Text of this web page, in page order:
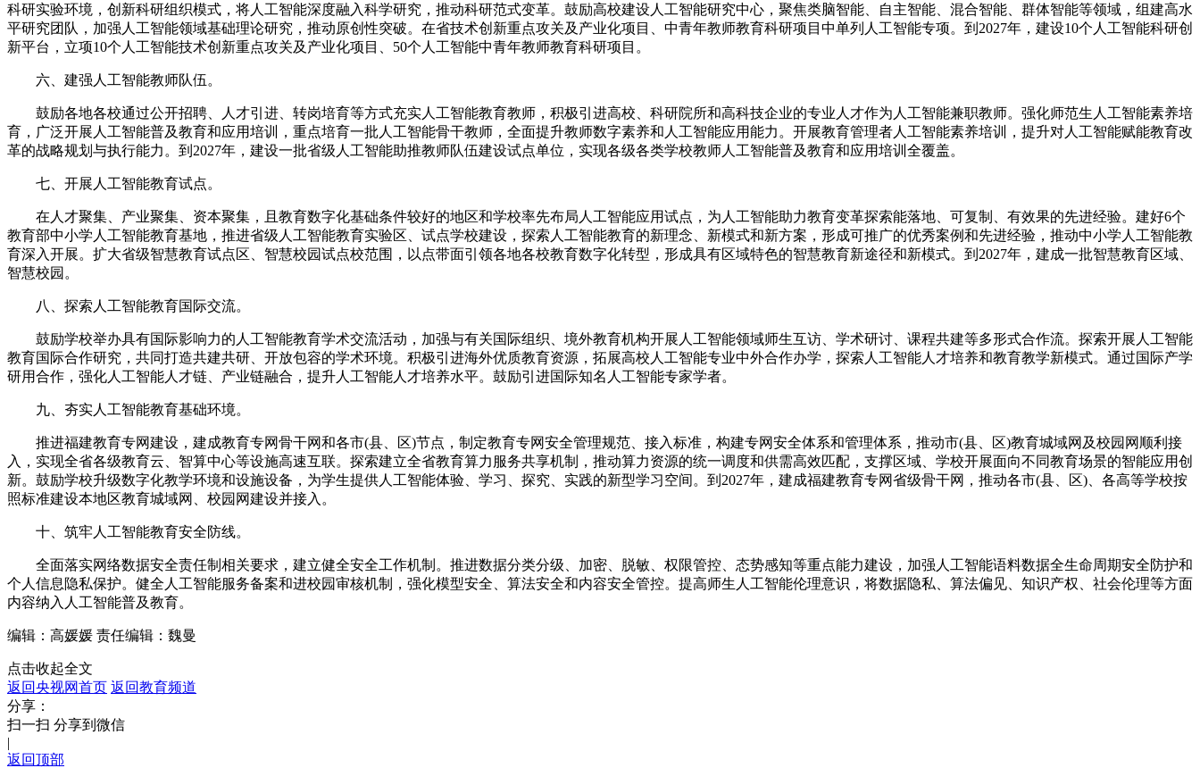
科研实验环境，创新科研组织模式，将人工智能深度融入科学研究，推动科研范式变革。鼓励高校建设人工智能研究中心，聚焦类脑智能、自主智能、混合智能、群体智能等领域，组建高水
平研究团队，加强人工智能领域基础理论研究，推动原创性突破。在省技术创新重点攻关及产业化项目、中青年教师教育科研项目中单列人工智能专项。到2027年，建设10个人工智能科研创
新平台，立项10个人工智能技术创新重点攻关及产业化项目、50个人工智能中青年教师教育科研项目。
六、建强人工智能教师队伍。
鼓励各地各校通过公开招聘、人才引进、转岗培育等方式充实人工智能教育教师，积极引进高校、科研院所和高科技企业的专业人才作为人工智能兼职教师。强化师范生人工智能素养培
育，广泛开展人工智能普及教育和应用培训，重点培育一批人工智能骨干教师，全面提升教师数字素养和人工智能应用能力。开展教育管理者人工智能素养培训，提升对人工智能赋能教育改
革的战略规划与执行能力。到2027年，建设一批省级人工智能助推教师队伍建设试点单位，实现各级各类学校教师人工智能普及教育和应用培训全覆盖。
七、开展人工智能教育试点。
在人才聚集、产业聚集、资本聚集，且教育数字化基础条件较好的地区和学校率先布局人工智能应用试点，为人工智能助力教育变革探索能落地、可复制、有效果的先进经验。建好6个
教育部中小学人工智能教育基地，推进省级人工智能教育实验区、试点学校建设，探索人工智能教育的新理念、新模式和新方案，形成可推广的优秀案例和先进经验，推动中小学人工智能教
育深入开展。扩大省级智慧教育试点区、智慧校园试点校范围，以点带面引领各地各校教育数字化转型，形成具有区域特色的智慧教育新途径和新模式。到2027年，建成一批智慧教育区域、
智慧校园。
八、探索人工智能教育国际交流。
鼓励学校举办具有国际影响力的人工智能教育学术交流活动，加强与有关国际组织、境外教育机构开展人工智能领域师生互访、学术研讨、课程共建等多形式合作流。探索开展人工智能
教育国际合作研究，共同打造共建共研、开放包容的学术环境。积极引进海外优质教育资源，拓展高校人工智能专业中外合作办学，探索人工智能人才培养和教育教学新模式。通过国际产学
研用合作，强化人工智能人才链、产业链融合，提升人工智能人才培养水平。鼓励引进国际知名人工智能专家学者。
九、夯实人工智能教育基础环境。
推进福建教育专网建设，建成教育专网骨干网和各市(县、区)节点，制定教育专网安全管理规范、接入标准，构建专网安全体系和管理体系，推动市(县、区)教育城域网及校园网顺利接
入，实现全省各级教育云、智算中心等设施高速互联。探索建立全省教育算力服务共享机制，推动算力资源的统一调度和供需高效匹配，支撑区域、学校开展面向不同教育场景的智能应用创
新。鼓励学校升级数字化教学环境和设施设备，为学生提供人工智能体验、学习、探究、实践的新型学习空间。到2027年，建成福建教育专网省级骨干网，推动各市(县、区)、各高等学校按
照标准建设本地区教育城域网、校园网建设并接入。
十、筑牢人工智能教育安全防线。
全面落实网络数据安全责任制相关要求，建立健全安全工作机制。推进数据分类分级、加密、脱敏、权限管控、态势感知等重点能力建设，加强人工智能语料数据全生命周期安全防护和
个人信息隐私保护。健全人工智能服务备案和进校园审核机制，强化模型安全、算法安全和内容安全管控。提高师生人工智能伦理意识，将数据隐私、算法偏见、知识产权、社会伦理等方面
内容纳入人工智能普及教育。
编辑：高媛媛 责任编辑：魏曼
点击收起全文
返回央视网首页 返回教育频道
分享：
扫一扫 分享到微信
|
返回顶部